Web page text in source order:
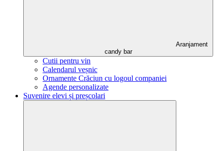
Aranjament
candy bar
Cutii pentru vin
Calendarul veșnic
Ornamente Crăciun cu logoul companiei
Agende personalizate
Suvenire elevi și preșcolari